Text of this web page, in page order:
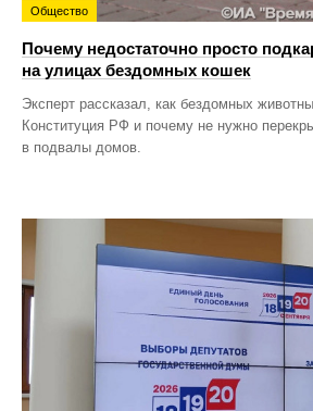
Общество
Почему недостаточно просто
на улицах бездомных кошек
Эксперт рассказал, как бездомных
Конституция РФ и почему не нужно
в подвалы домов.